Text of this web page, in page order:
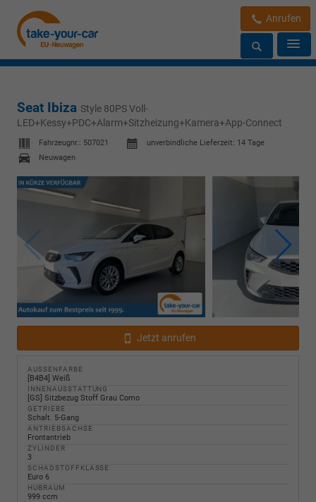
Anrufen
Seat Ibiza Style 80PS Voll-
LED+Kessy+PDC+Alarm+Sitzheizung+Kamera+App-Connect
Fahrzeugnr.: 507021 unverbindliche Lieferzeit: 14 Tage
Neuwagen
Jetzt anrufen
AUSSENFARBE
[B4B4] Weiß
INNENAUSSTATTUNG
[GS] Sitzbezug Stoff Grau Como
GETRIEBE
Schalt. 5-Gang
ANTRIEBSACHSE
Frontantrieb
ZYLINDER
3
SCHADSTOFFKLASSE
Euro 6
HUBRAUM
999 ccm